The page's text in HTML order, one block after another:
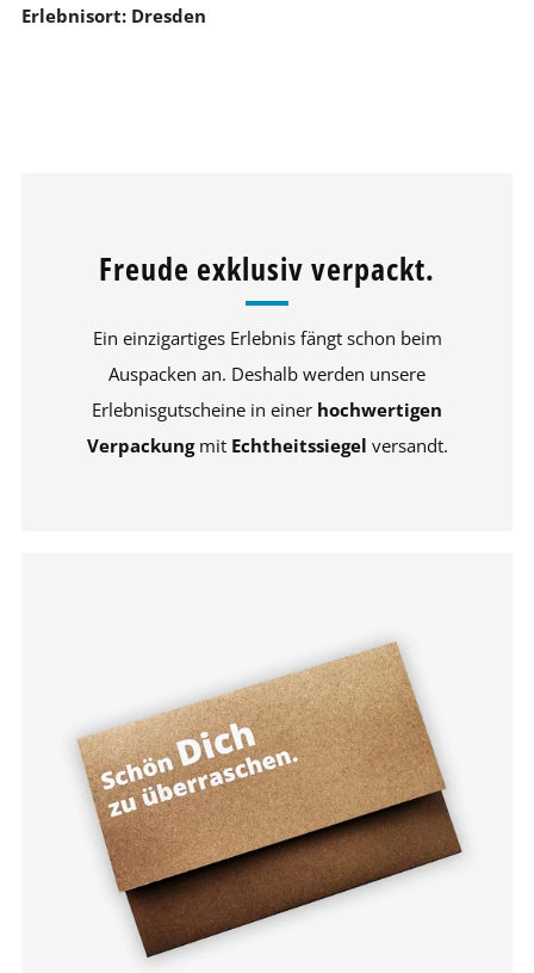
Erlebnisort: Dresden
Freude exklusiv verpackt.
Ein einzigartiges Erlebnis fängt schon beim
Auspacken an. Deshalb werden unsere
Erlebnisgutscheine in einer hochwertigen
Verpackungmit Echtheitssiegel versandt.